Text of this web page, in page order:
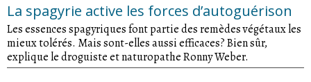
La spagyrie active les forces d’autoguérison
Les essences spagyriques font partie des remèdes végétaux les
mieux tolérés. Mais sont-elles aussi efficaces? Bien sûr,
explique le droguiste et naturopathe Ronny Weber.